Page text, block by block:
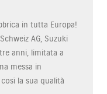
in tutta Europa!
AG, Suzuki
anni, limitata a
messa in
la sua qualità